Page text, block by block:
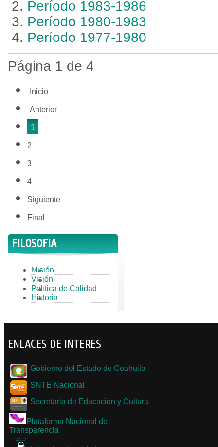
Período 1983-1986
Período 1980-1983
Período 1977-1980
Página 1 de 4
Inicio
Anterior
1
2
3
4
Siguiente
Final
FILOSOFIA
Misión
Visión
Política de Calidad
Historia
ENLACES DE INTERES
Gobierno del Estado de Coahuila
SNTE Nacional
Secretaria de Educacion y Cultura
Plataforma Nacional de
Transparencia